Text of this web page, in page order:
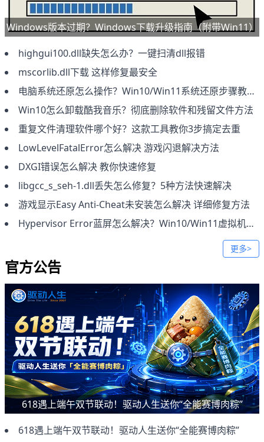
Windows版本过期？Windows下载升级指南（附带Win11）
highgui100.dll缺失怎么办？一键扫清dll报错
mscorlib.dll下载 这样修复最安全
电脑系统还原怎么操作？Win10/Win11系统还原步骤教程
Win10怎么卸载酷我音乐？彻底删除软件和残留文件方法
​重复文件清理软件哪个好？这款工具教你3步搞定去重
LowLevelFatalError怎么解决 游戏闪退解决方法
DXGI错误怎么解决 教你快速修复
libgcc_s_seh-1.dll丢失怎么修复？5种方法快速解决
游戏显示Easy Anti-Cheat未安装怎么解决 详细修复方法
Hypervisor Error蓝屏怎么解决？Win10/Win11虚拟机错误修复方法
更多>
官方公告
618遇上端午双节联动！驱动人生送你“全能赛博肉粽”
618遇上端午双节联动！驱动人生送你“全能赛博肉粽”